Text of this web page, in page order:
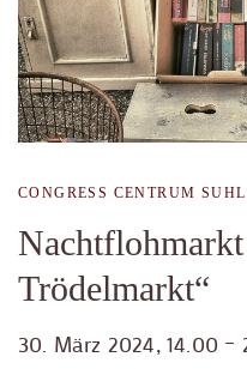
CONGRESS CENTRUM SUHL
Trödelmarkt“
30. März 2024, 14.00 –